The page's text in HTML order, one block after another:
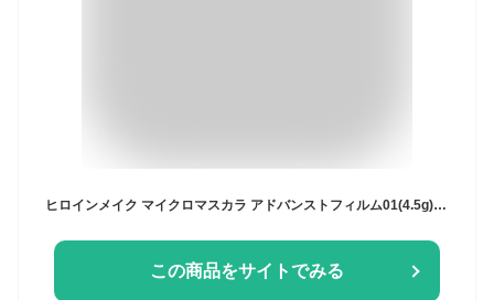
ヒロインメイク マイクロマスカラ アドバンストフィルム01(4.5g)【ヒロインメイク】[マスカラ マイクロブラシ 下まつげ お湯落ち]
この商品をサイトでみる